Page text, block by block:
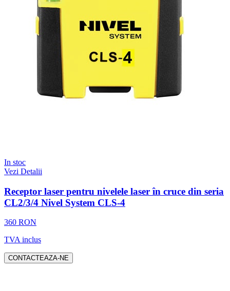
In stoc
Vezi Detalii
Receptor laser pentru nivelele laser în cruce din seria
CL2/3/4 Nivel System CLS-4
360 RON
TVA inclus
CONTACTEAZA-NE